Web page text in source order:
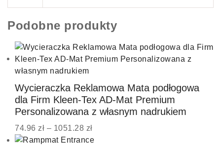
Podobne produkty
Wycieraczka Reklamowa Mata podłogowa
dla Firm Kleen-Tex AD-Mat Premium
Personalizowana z własnym nadrukiem
74.96 zł – 1051.28 zł